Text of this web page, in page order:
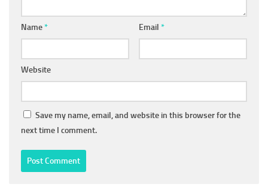
Name* Email *
Website
Save my name, email, and website in this browser for the
next time I comment.